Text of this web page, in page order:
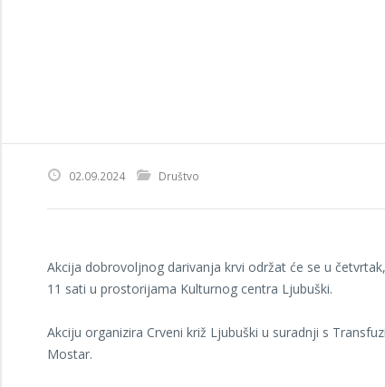
02.09.2024 Društvo
Akcija dobrovoljnog darivanja krvi održat će se u
11 sati u prostorijama Kulturnog centra Ljubuški.
Akciju organizira Crveni križ Ljubuški u suradnji s
Mostar.